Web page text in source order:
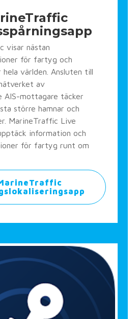
visar nästan
för fartyg och
världen. Ansluten till
av
AIS-mottagare täcker
större hamnar och
MarineTraffic Live
information och
för fartyg runt om